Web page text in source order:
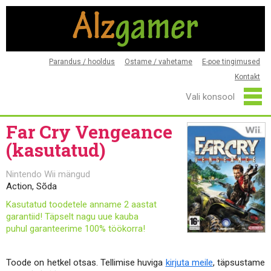
Parandus / hooldus Ostame / vahetame
E-poe tingimused
Kontakt
Far Cry Vengeance
(kasutatud)
Nintendo Wii mängud
Action, Sõda
Kasutatud toodetele anname 2 aastat
garantiid! Täpselt nagu uue kauba
puhul garanteerime 100% töökorra!
Toode on hetkel otsas. Tellimise huviga kirjuta meile, täpsustame